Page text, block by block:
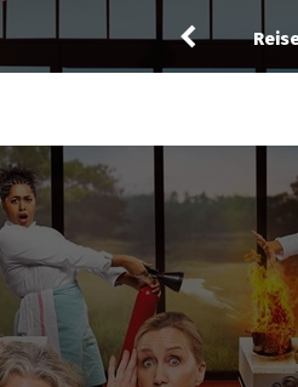
12àSpin City 2.16